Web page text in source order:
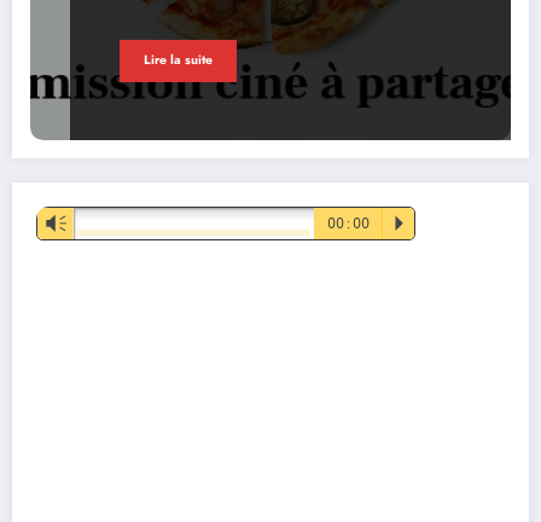
Lire la suite
Lecteur
audio
Vm 00:00 P